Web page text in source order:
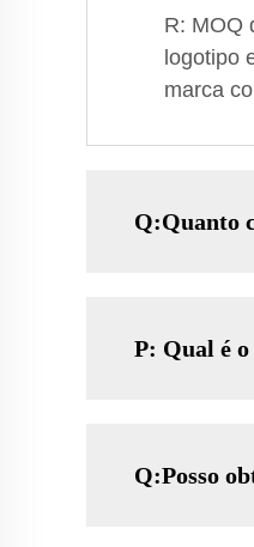
R: MOQ
logotipo
marca
Q:Quanto
P: Qual é o
Q:Posso